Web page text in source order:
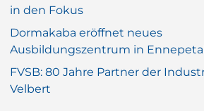
in den Fokus
Dormakaba eröffnet neues
Ausbildungszentrum in Ennepetal
FVSB: 80 Jahre Partner der
Velbert